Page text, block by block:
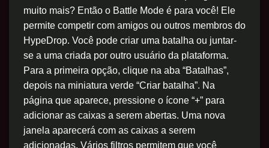
muito mais? Então o Battle Mode é para você! Ele
permite competir com amigos ou outros membros do
HypeDrop. Você pode criar uma batalha ou juntar-
se a uma criada por outro usuário da plataforma.
Para a primeira opção, clique na aba “Batalhas”,
depois na miniatura verde “Criar batalha”. Na
página que aparece, pressione o ícone “+” para
adicionar as caixas a serem abertas. Uma nova
janela aparecerá com as caixas a serem
adicionadas. Vários filtros permitem que você